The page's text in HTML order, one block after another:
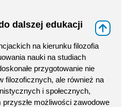
dalszej edukacji
na kierunku filozofia
nauki na studiach
przygotowanie nie
filozoficznych, ale również na
i społecznych,
możliwości zawodowe